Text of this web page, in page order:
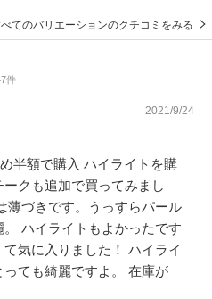
てのバリエーションのクチコミをみる
件
2021/9/24
半額で購入 ハイライトを購
クも追加で買ってみまし
薄づきです。うっすらパール
ハイライトもよかったです
気に入りました！ ハイライ
っても綺麗ですよ。 在庫が